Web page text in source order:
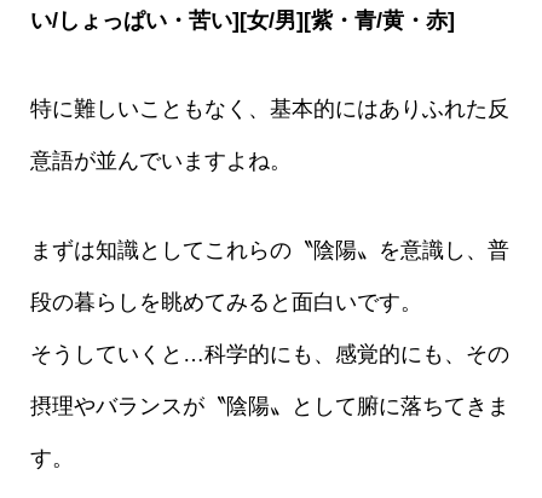
い/しょっぱい・苦い][女/男][紫・青/黄・赤]
特に難しいこともなく、基本的にはありふれた反
意語が並んでいますよね。
まずは知識としてこれらの〝陰陽〟を意識し、普
段の暮らしを眺めてみると面白いです。
そうしていくと…科学的にも、感覚的にも、その
摂理やバランスが〝陰陽〟として腑に落ちてきま
す。